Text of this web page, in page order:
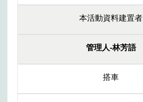
本活動資料建置者
管理人-林芳語
搭車